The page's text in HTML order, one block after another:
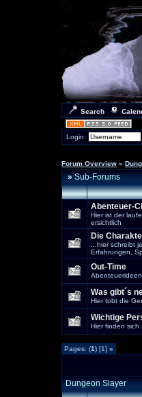
Search
Login:
Forum Overview »
»Sub-Forums
Abenteuer-
Hier ist der
ersichtlich
Die
...hier schreibt
Erfahrungen,
Out-Time
Was gibt´s
Hier tobt die
Wichtige
Hier finden sich
Pages: (1) [1] »
Dungeon Slayer